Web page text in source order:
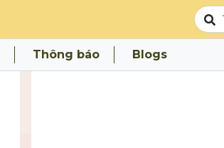
Thông báo Blogs